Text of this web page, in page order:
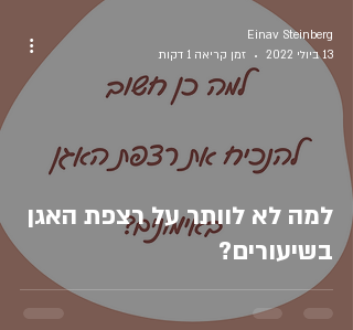
למה לא לוותר על רצפת האגן
בשיעורים?
Einav Steinberg
13 ביולי 2022
זמן קריאה 1 דקות